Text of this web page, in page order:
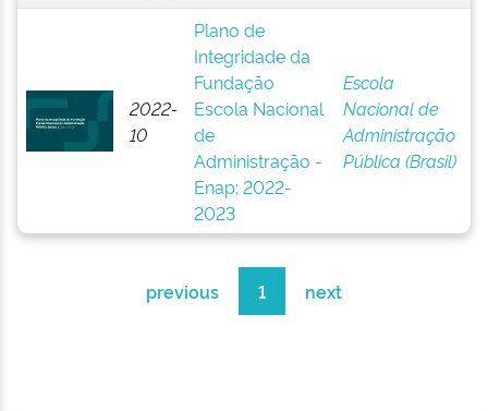
2022-
10
Plano de
Integridade da
Fundação
Escola Nacional
de
Administração -
Enap: 2022-
2023
Escola
Nacional de
Administração
Pública (Brasil)
previous 1 next